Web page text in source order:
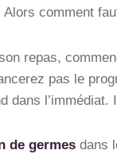
Alors comment
repas,
pas le
dans
de germesdans